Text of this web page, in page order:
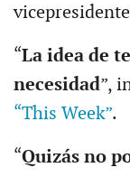
“La idea de
necesidad”,
“This Week”.
“Quizás no